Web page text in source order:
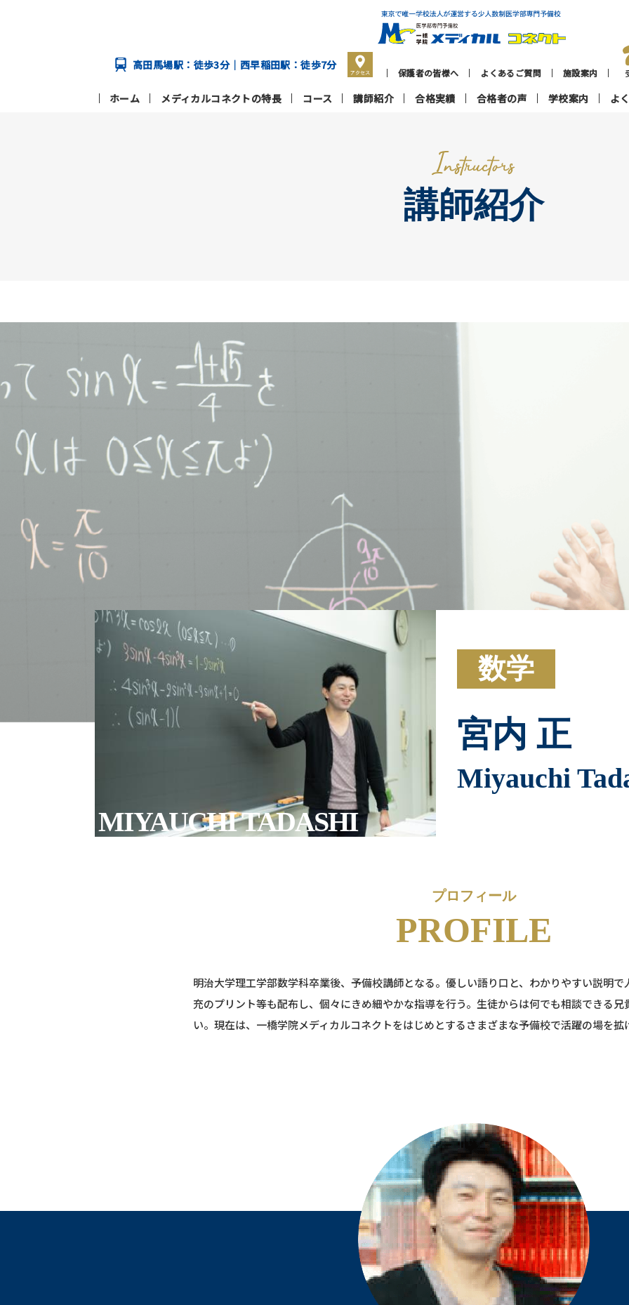
高田馬場駅：徒歩3分｜西早稲田駅：徒歩7分
保護者の皆様へ よくあるご質問 施設案内
ホーム メディカルコネクトの特長 コース 講師紹介 合格実績 合格者の声 学校案内 よ
講師紹介
MIYAUCHI TADASHI
数学
宮内 正
Miyauchi
プロフィール
PROFILE
明治大学理工学部数学科卒業後、予備校講師となる。優しい語り口と、わかりやすい説明で
充のプリント等も配布し、個々にきめ細やかな指導を行う。生徒からは何でも相談できる兄
い。現在は、一橋学院メディカルコネクトをはじめとするさまざまな予備校で活躍の場を拡